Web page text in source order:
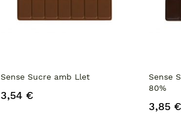
Sense Sucre amb Llet
3,54 €
Sense
80%
3,85 €